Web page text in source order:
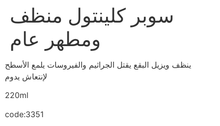
سوبر كلينتول منظف
ومطهر عام
ينظف ويزيل البقع يقتل الجراثيم والفيروسات يلمع الأسطح
لإنتعاش يدوم
220ml
code:3351